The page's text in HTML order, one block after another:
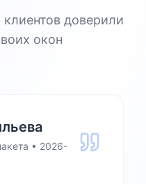
доверили
окон
• 2026-